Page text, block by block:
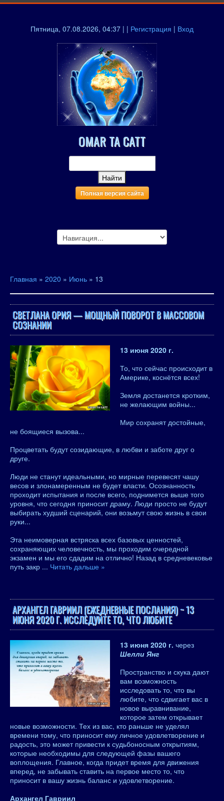
Пятница, 07.08.2026, 04:37 | | Регистрация | Вход
OMAR TA CATT
Полная версия сайта
Главная » 2020 » Июнь » 13
СВЕТЛАНА ОРИЯ — МОЩНЫЙ ПОВОРОТ В МАССОВОМ
СОЗНАНИИ
13 июня 2020 г.
То, что сейчас происходит в
Америке, коснётся всех!
Земля достанется кротким,
не желающим войны...
Мир сохранят достойные,
не боящиеся вызова...
Процветать будут созидающие, в любви и заботе друг о
друге.
Люди не станут идеальными, но мирные перевесят чашу
весов и злонамеренным не будет власти. Осознанность
проходит испытания и после всего, поднимется выше того
уровня, что сегодня приносит драму. Люди просто не будут
выбирать худший сценарий, они возьмут свою жизнь в свои
руки...
Эта неимоверная встряска всех базовых ценностей,
сохраняющих человечность, мы проходим очередной
экзамен и мы его сдадим на отлично! Назад в средневековье
путь закр ... Читать дальше »
АРХАНГЕЛ ГАВРИИЛ (ЕЖЕДНЕВНЫЕ ПОСЛАНИЯ) ~ 13
ИЮНЯ 2020 Г. ИССЛЕДУЙТЕ ТО, ЧТО ЛЮБИТЕ
13 июня 2020 г. через
Шелли Янг
Пространство и скука дают
вам возможность
исследовать то, что вы
любите, что сдвигает вас в
новое выравнивание,
которое затем открывает
новые возможности. Тех из вас, кто раньше не уделял
времени тому, что приносит ему личное удовлетворение и
радость, это может привести к судьбоносным открытиям,
которые необходимы для следующей фазы вашего
воплощения. Главное, когда придет время для движения
вперед, не забывать ставить на первое место то, что
приносит в вашу жизнь баланс и удовлетворение.
Архангел Гавриил